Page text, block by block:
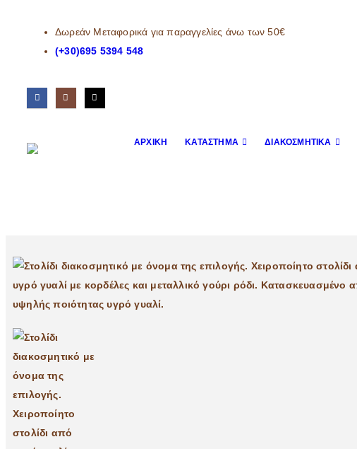
Δωρεάν Μεταφορικά για παραγγελίες άνω των 50€
(+30)695 5394 548
ΑΡΧΙΚΉ ΚΑΤΆΣΤΗΜΑ ΔΙΑΚΟΣΜΗΤΙΚΆ